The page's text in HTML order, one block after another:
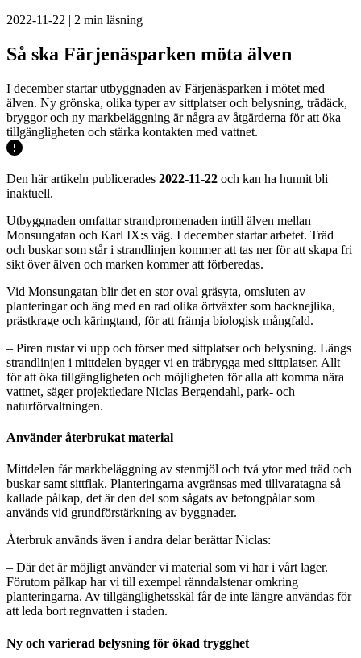
2022-11-22 | 2 min läsning
Så ska Färjenäsparken möta älven
I december startar utbyggnaden av Färjenäsparken i mötet med
älven. Ny grönska, olika typer av sittplatser och belysning, trädäck,
bryggor och ny markbeläggning är några av åtgärderna för att öka
tillgängligheten och stärka kontakten med vattnet.
Den här artikeln publicerades 2022-11-22 och kan ha hunnit bli
inaktuell.
Utbyggnaden omfattar strandpromenaden intill älven mellan
Monsungatan och Karl IX:s väg. I december startar arbetet. Träd
och buskar som står i strandlinjen kommer att tas ner för att skapa fri
sikt över älven och marken kommer att förberedas.
Vid Monsungatan blir det en stor oval gräsyta, omsluten av
planteringar och äng med en rad olika örtväxter som backnejlika,
prästkrage och käringtand, för att främja biologisk mångfald.
– Piren rustar vi upp och förser med sittplatser och belysning. Längs
strandlinjen i mittdelen bygger vi en träbrygga med sittplatser. Allt
för att öka tillgängligheten och möjligheten för alla att komma nära
vattnet, säger projektledare Niclas Bergendahl, park- och
naturförvaltningen.
Använder återbrukat material
Mittdelen får markbeläggning av stenmjöl och två ytor med träd och
buskar samt sittflak. Planteringarna avgränsas med tillvaratagna så
kallade pålkap, det är den del som sågats av betongpålar som
används vid grundförstärkning av byggnader.
Återbruk används även i andra delar berättar Niclas:
– Där det är möjligt använder vi material som vi har i vårt lager.
Förutom pålkap har vi till exempel ränndalstenar omkring
planteringarna. Av tillgänglighetsskäl får de inte längre användas för
att leda bort regnvatten i staden.
Ny och varierad belysning för ökad trygghet